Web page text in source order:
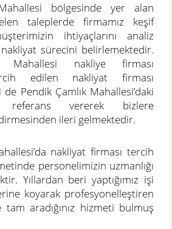
bölgesinde yer alan
taleplerde firmamız keşif
ihtiyaçlarını analiz
sürecini belirlemektedir.
Mahallesi nakliye firması
edilen nakliyat firması
de Pendik Çamlık Mahallesi’daki
referans vererek bizlere
ileri gelmektedir.
nakliyat firması tercih
personelimizin uzmanlığı
Yıllardan beri yaptığımız işi
koyarak profesyonelleştiren
aradığınız hizmeti bulmuş